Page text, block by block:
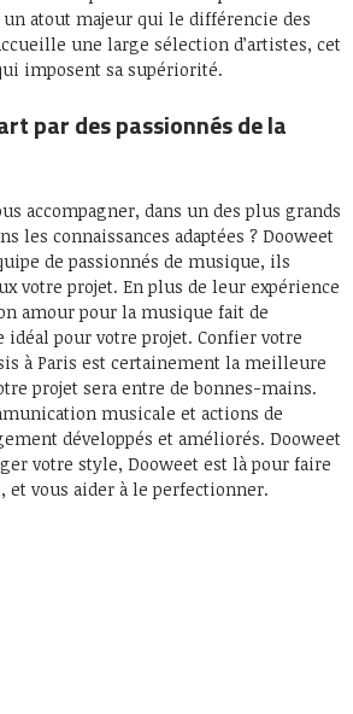
atout majeur qui le différencie des
une large sélection d’artistes, cet
imposent sa supériorité.
par des passionnés de la
accompagner, dans un des plus grands
les connaissances adaptées ? Dooweet
de passionnés de musique, ils
votre projet. En plus de leur expérience
amour pour la musique fait de
idéal pour votre projet. Confier votre
à Paris est certainement la meilleure
projet sera entre de bonnes-mains.
musicale et actions de
développés et améliorés. Dooweet
votre style, Dooweet est là pour faire
et vous aider à le perfectionner.